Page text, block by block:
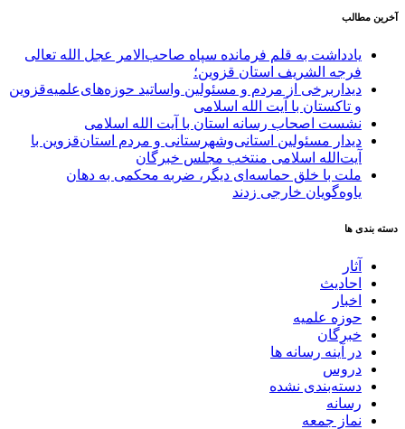
آخرین مطالب
یادداشت به قلم فرمانده سپاه صاحب‌الامر عجل الله تعالی
فرجه الشریف استان قزوین؛
دیداربرخی از مردم و مسئولین واساتید حوزه‌های‌علمیه‌قزوین
و تاکستان با آیت الله اسلامی
نشست اصحاب رسانه استان با آیت الله اسلامی
دیدار مسئولین استانی‌وشهرستانی و مردم‌ استان‌قزوین با
آیت‌الله‌ اسلامی منتخب مجلس‌ خبرگان
ملت با خلق حماسه‌ای دیگر، ضربه محکمی به دهان
یاوه‌گویان خارجی زدند
دسته بندی ها
آثار
احادیث
اخبار
حوزه علمیه
خبرگان
در آینه رسانه ها
دروس
دسته‌بندی نشده
رسانه
نماز جمعه